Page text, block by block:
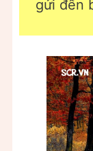
gửi đến